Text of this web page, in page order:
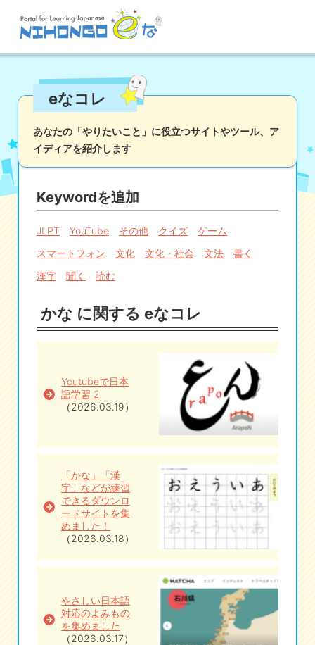
読む 書く 聞く
かな
iOSアプリ検索
Androidアプリ検索
eな情報局
eなコレ
あなたの「やりたいこと」に役立つサイトやツール、 ア
イディアを紹介します
Keywordを追加
JLPT YouTube その他 クイズ
ゲーム
スマートフォン
文化 文化・社会 文法
書く
漢字
聞く 読む
かな に関する eなコレ
Youtubeで日本
語学習 2
（2026.03.19）
「かな」「漢
字」などが練習
できるダウンロ
ードサイトを集
めました！
（2026.03.18）
やさしい日本語
対応のよみもの
を集めました
（2026.03.17）